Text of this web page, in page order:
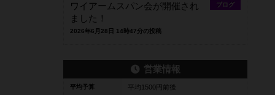
ブログ
ワイアームスパン会が開催され
ました！
2026年6月28日 14時47分の投稿
営業情報
平均予算 平均1500円前後